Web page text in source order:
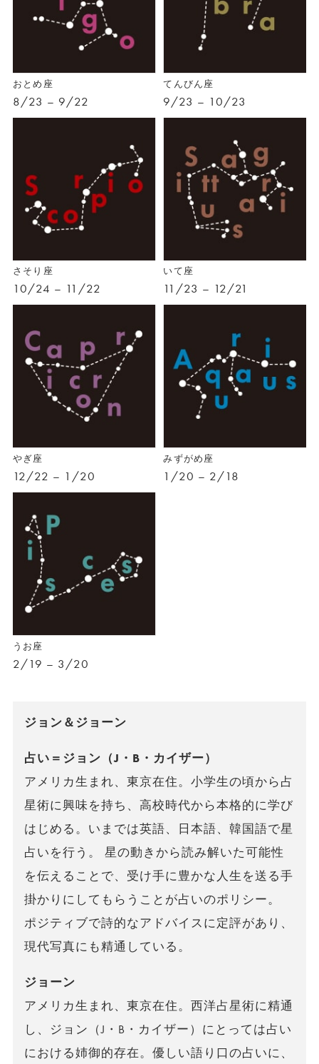
おとめ座
8/23 – 9/22
てんびん座
9/23 – 10/23
さそり座
10/24 – 11/22
いて座
11/23 – 12/21
やぎ座
12/22 – 1/20
みずがめ座
1/20 – 2/18
うお座
2/19 – 3/20
ジョン＆ジョーン
占い＝ジョン（J・B・カイザー）
アメリカ生まれ、東京在住。小学生の頃から占
星術に興味を持ち、高校時代から本格的に学び
はじめる。いまでは英語、日本語、韓国語で星
占いを行う。 星の動きから読み解いた可能性
を伝えることで、受け手に豊かな人生を送る手
掛かりにしてもらうことが占いのポリシー。
ポジティブで詩的なアドバイスに定評があり、
現代写真にも精通している。
ジョーン
アメリカ生まれ、東京在住。西洋占星術に精通
し、ジョン（J・B・カイザー）にとっては占い
における姉御的存在。優しい語り口の占いに、